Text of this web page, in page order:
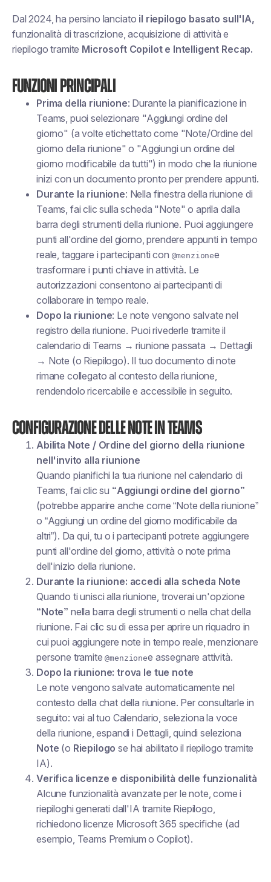
Dal 2024, ha persino lanciato il riepilogo basato sull'IA,
funzionalità di trascrizione, acquisizione di attività e
riepilogo tramite Microsoft Copilot e Intelligent Recap.
Funzioni principali
Prima della riunione: Durante la pianificazione in
Teams, puoi selezionare "Aggiungi ordine del
giorno" (a volte etichettato come "Note/Ordine del
giorno della riunione" o "Aggiungi un ordine del
giorno modificabile da tutti") in modo che la riunione
inizi con un documento pronto per prendere appunti.
Durante la riunione: Nella finestra della riunione di
Teams, fai clic sulla scheda "Note" o aprila dalla
barra degli strumenti della riunione. Puoi aggiungere
punti all'ordine del giorno, prendere appunti in tempo
reale, taggare i partecipanti con @menzionee
trasformare i punti chiave in attività. Le
autorizzazioni consentono ai partecipanti di
collaborare in tempo reale.
Dopo la riunione: Le note vengono salvate nel
registro della riunione. Puoi rivederle tramite il
calendario di Teams → riunione passata → Dettagli
→ Note (o Riepilogo). Il tuo documento di note
rimane collegato al contesto della riunione,
rendendolo ricercabile e accessibile in seguito.
Configurazione delle note in Teams
Abilita Note / Ordine del giorno della riunione
nell'invito alla riunione
Quando pianifichi la tua riunione nel calendario di
Teams, fai clic su “Aggiungi ordine del giorno”
(potrebbe apparire anche come “Note della riunione”
o “Aggiungi un ordine del giorno modificabile da
altri”). Da qui, tu o i partecipanti potrete aggiungere
punti all'ordine del giorno, attività o note prima
dell'inizio della riunione.
Durante la riunione: accedi alla scheda Note
Quando ti unisci alla riunione, troverai un'opzione
“Note” nella barra degli strumenti o nella chat della
riunione. Fai clic su di essa per aprire un riquadro in
cui puoi aggiungere note in tempo reale, menzionare
persone tramite@menzionee assegnare attività.
Dopo la riunione: trova le tue note
Le note vengono salvate automaticamente nel
contesto della chat della riunione. Per consultarle in
seguito: vai al tuo Calendario, seleziona la voce
della riunione, espandi i Dettagli, quindi seleziona
Note (o Riepilogo se hai abilitato il riepilogo tramite
IA).
Verifica licenze e disponibilità delle funzionalità
Alcune funzionalità avanzate per le note, come i
riepiloghi generati dall'IA tramite Riepilogo,
richiedono licenze Microsoft 365 specifiche (ad
esempio, Teams Premium o Copilot).